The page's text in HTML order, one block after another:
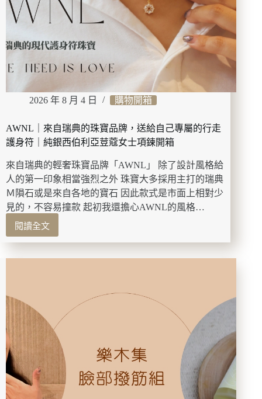
雞
湯
點，
啖
人
氣
冰
紅
燒
山
楂
糖
醋
肉！
台
北
薦
（內
單
&
點
2026 年 8 月 4 日 購物開箱
AWNL｜來自瑞典的珠寶品牌，送給自己專屬的行走
護身符｜純銀⻄伯利亞荳蔻⼥⼠項鍊開箱
來自瑞典的輕奢珠寶品牌「AWNL」 除了設計風格給
人的第一印象相當強烈之外 珠寶大多採用主打的瑞典
Ｍ隕石或是來自各地的寶石 因此款式是市面上相對少
見的，不容易撞款 起初我還擔心AWNL的風格…
閱讀全文
AWNL
｜
珠
寶
牌，
送
給
自